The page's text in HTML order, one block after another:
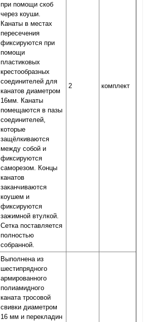
при помощи скоб
через коуши.
Канаты в местах
пересечения
фиксируются при
помощи
пластиковых
крестообразных
соединителей для
канатов диаметром
16мм. Канаты
помещаются в пазы
соединителей,
которые
защёлкиваются
между собой и
фиксируются
саморезом. Концы
канатов
заканчиваются
коушем и
фиксируются
зажимной втулкой.
Сетка поставляется
полностью
собранной.
2 комплект
Выполнена из
шестипрядного
армированного
полиамидного
каната тросовой
свивки диаметром
16 мм и перекладин